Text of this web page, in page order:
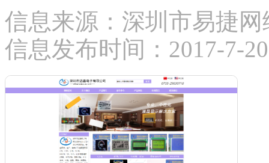
信息来源：深圳市易捷
信息发布时间：2017-7-